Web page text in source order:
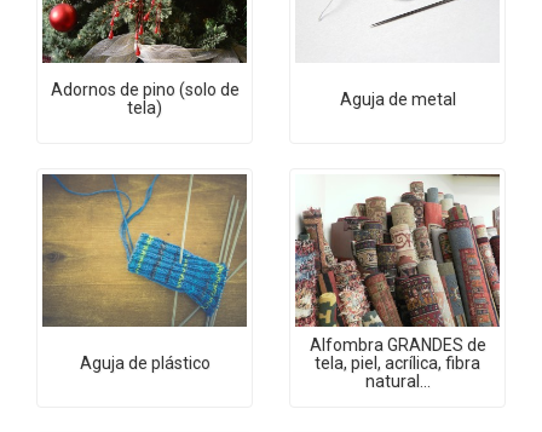
Adornos de pino (solo de
tela)
Aguja de metal
Aguja de plástico
Alfombra GRANDES de
tela, piel, acrílica, fibra
natural...